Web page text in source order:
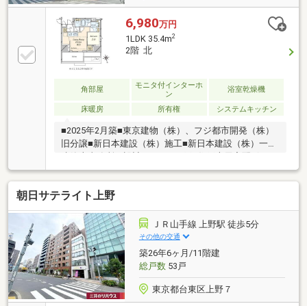
6,980万円
1LDK 35.4m2
2階 北
角部屋
モニタ付インターホ
ン
浴室乾燥機
床暖房 所有権 システムキッチン
■2025年2月築■東京建物（株）、フジ都市開発（株）
旧分譲■新日本建設（株）施工■新日本建設（株）一級
建築士事務所 設計■1フロア3戸■住戸専用宅配ボック
ス■オートロック■カラーモニター付インターホン■2階
部分北・東向き角住戸■1LDK+WIC+SIC/35.40m2■浴室
換気乾燥暖房機■オートバス■温水洗浄暖房便座■JR山
手線・京浜東北線・常磐線 宇都宮線・高崎線・上野
東京ライン「上野」駅 徒歩5分■東京メトロ銀座線
「稲荷町」駅 徒歩4分
朝日サテライト上野
ＪＲ山手線 上野駅 徒歩5分
その他の交通
築26年6ヶ月/11階建
総戸数53戸
東京都台東区上野７